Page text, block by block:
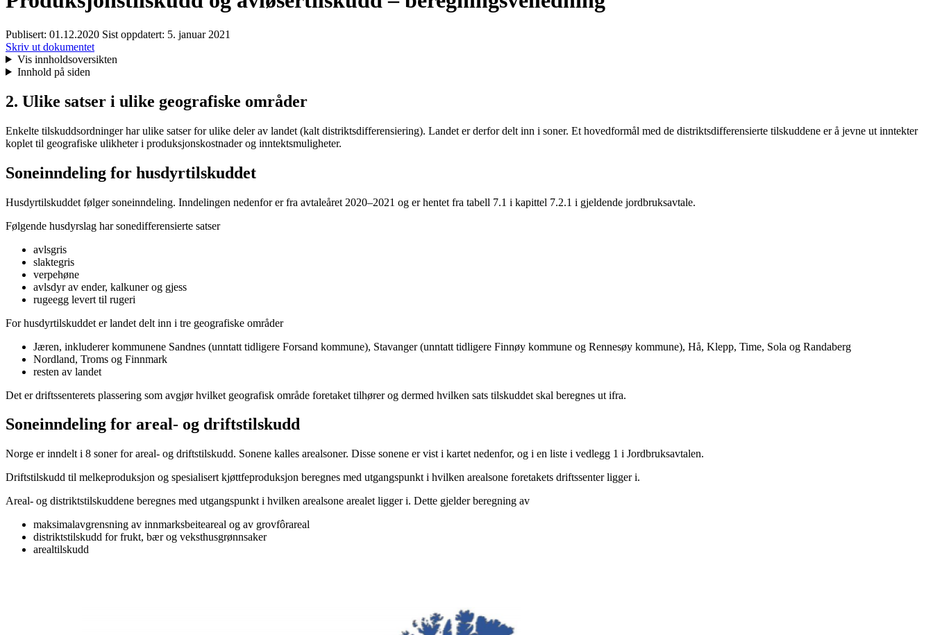
Publisert: 01.12.2020 Sist oppdatert: 5. januar 2021
Skriv ut dokumentet
Vis innholdsoversikten
Innhold på siden
2. Ulike satser i ulike geografiske områder
Enkelte tilskuddsordninger har ulike satser for ulike deler av landet (kalt distriktsdifferensiering). Landet er derfor delt inn i soner. Et hovedformål med de distriktsdifferensierte tilskuddene er å jevne ut inntekter
koplet til geografiske ulikheter i produksjonskostnader og inntektsmuligheter.
Soneinndeling for husdyrtilskuddet
Husdyrtilskuddet følger soneinndeling. Inndelingen nedenfor er fra avtaleåret 2020–2021 og er hentet fra tabell 7.1 i kapittel 7.2.1 i gjeldende jordbruksavtale.
Følgende husdyrslag har sonedifferensierte satser
avlsgris
slaktegris
verpehøne
avlsdyr av ender, kalkuner og gjess
rugeegg levert til rugeri
For husdyrtilskuddet er landet delt inn i tre geografiske områder
Jæren, inkluderer kommunene Sandnes (unntatt tidligere Forsand kommune), Stavanger (unntatt tidligere Finnøy kommune og Rennesøy kommune), Hå, Klepp, Time, Sola og Randaberg
Nordland, Troms og Finnmark
resten av landet
Det er driftssenterets plassering som avgjør hvilket geografisk område foretaket tilhører og dermed hvilken sats tilskuddet skal beregnes ut ifra.
Soneinndeling for areal- og driftstilskudd
Norge er inndelt i 8 soner for areal- og driftstilskudd. Sonene kalles arealsoner. Disse sonene er vist i kartet nedenfor, og i en liste i vedlegg 1 i Jordbruksavtalen.
Driftstilskudd til melkeproduksjon og spesialisert kjøttfeproduksjon beregnes med utgangspunkt i hvilken arealsone foretakets driftssenter ligger i.
Areal- og distriktstilskuddene beregnes med utgangspunkt i hvilken arealsone arealet ligger i. Dette gjelder beregning av
maksimalavgrensning av innmarksbeiteareal og av grovfôrareal
distriktstilskudd for frukt, bær og veksthusgrønnsaker
arealtilskudd